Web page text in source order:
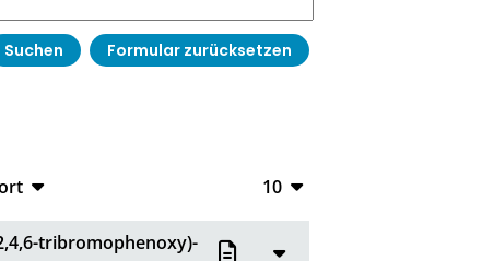
CSV
10
10
tribromophenoxy)-